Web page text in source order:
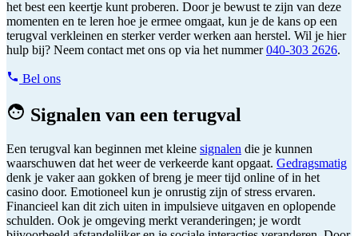
het best een keertje kunt proberen. Door je bewust te zijn van deze
momenten en te leren hoe je ermee omgaat, kun je de kans op een
terugval verkleinen en sterker verder werken aan herstel. Wil je hier
hulp bij? Neem contact met ons op via het nummer040-303 2626.
Bel ons
Signalen van een terugval
Een terugval kan beginnen met kleine signalen die je kunnen
waarschuwen dat het weer de verkeerde kant opgaat. Gedragsmatig
denk je vaker aan gokken of breng je meer tijd online of in het
casino door. Emotioneel kun je onrustig zijn of stress ervaren.
Financieel kan dit zich uiten in impulsieve uitgaven en oplopende
schulden. Ook je omgeving merkt veranderingen; je wordt